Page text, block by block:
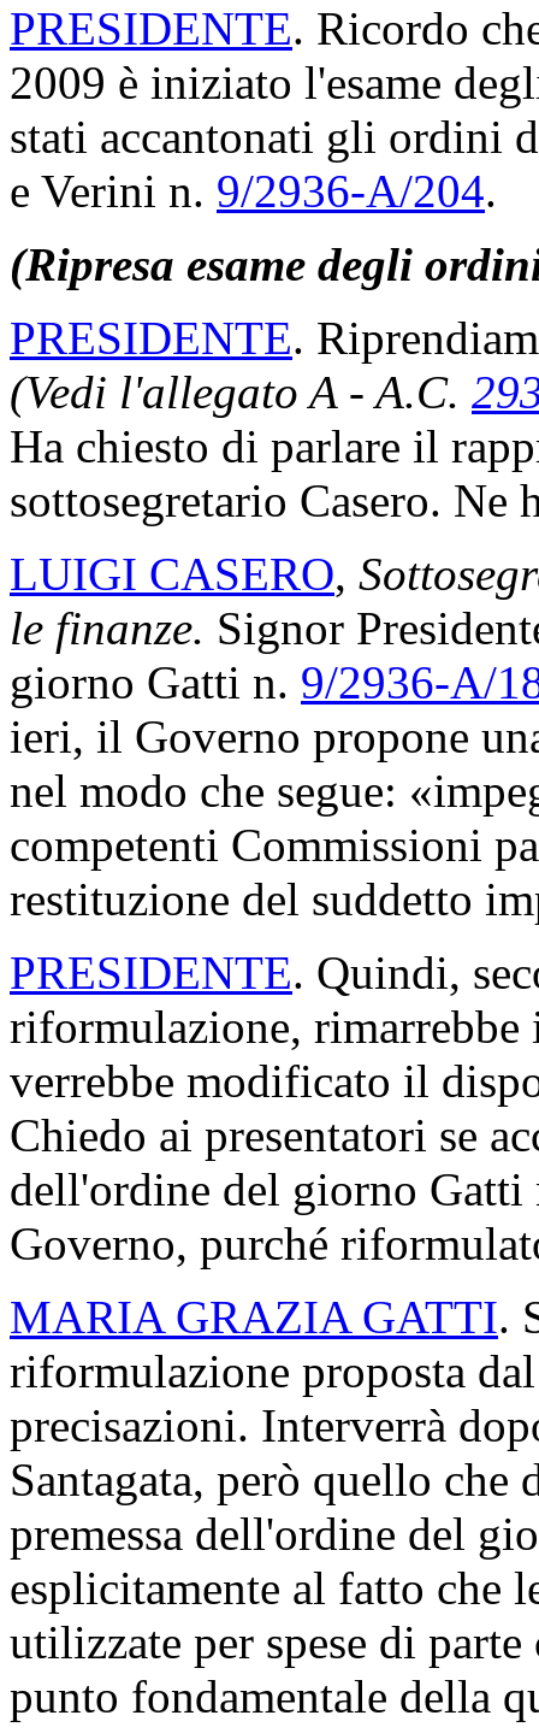
PRESIDENTE. Ricordo
2009 è iniziato l'esame
stati accantonati gli ordini
e Verini n. 9/2936-A/204.
(Ripresa esame degli
PRESIDENTE.
(Vedi l'allegato A - A.C.
Ha chiesto di parlare il
sottosegretario Casero. Ne
LUIGI CASERO,
le finanze. Signor
giorno Gatti n. 9/2936-A/
ieri, il Governo propone
nel modo che segue:
competenti Commissioni
restituzione del suddetto
PRESIDENTE. Quindi,
riformulazione, rimarrebbe
verrebbe modificato il
Chiedo ai presentatori se
dell'ordine del giorno
Governo, purché
MARIA GRAZIA GATTI.
riformulazione proposta
precisazioni. Interverrà
Santagata, però quello che
premessa dell'ordine del
esplicitamente al fatto che
utilizzate per spese di
punto fondamentale della